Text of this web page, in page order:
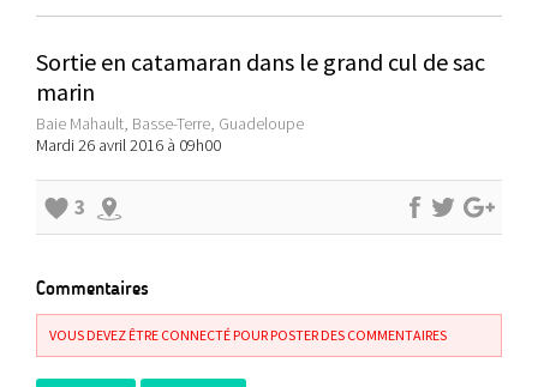
Sortie en catamaran dans le grand cul de sac
marin
Baie Mahault, Basse-Terre, Guadeloupe
Mardi 26 avril 2016 à 09h00
3
Commentaires
VOUS DEVEZ ÊTRE CONNECTÉ POUR POSTER DES COMMENTAIRES